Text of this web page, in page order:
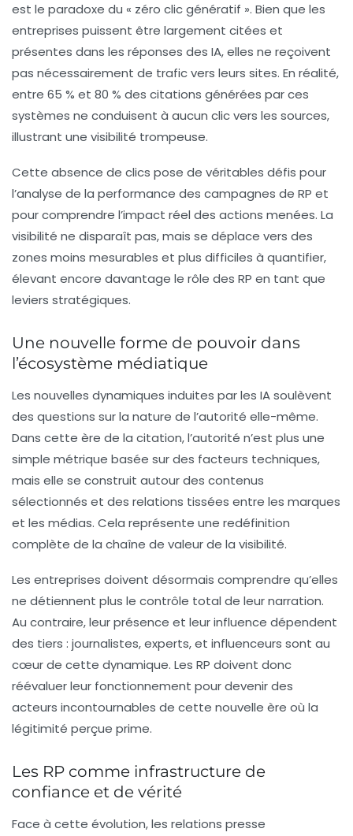
est le paradoxe du « zéro clic génératif ». Bien que les
entreprises puissent être largement citées et
présentes dans les réponses des IA, elles ne reçoivent
pas nécessairement de trafic vers leurs sites. En réalité,
entre 65 % et 80 % des citations générées par ces
systèmes ne conduisent à aucun clic vers les sources,
illustrant une visibilité trompeuse.
Cette absence de clics pose de véritables défis pour
l’analyse de la performance des campagnes de RP et
pour comprendre l’impact réel des actions menées. La
visibilité ne disparaît pas, mais se déplace vers des
zones moins mesurables et plus difficiles à quantifier,
élevant encore davantage le rôle des RP en tant que
leviers stratégiques.
Une nouvelle forme de pouvoir dans
l’écosystème médiatique
Les nouvelles dynamiques induites par les IA soulèvent
des questions sur la nature de l’autorité elle-même.
Dans cette ère de la citation, l’autorité n’est plus une
simple métrique basée sur des facteurs techniques,
mais elle se construit autour des contenus
sélectionnés et des relations tissées entre les marques
et les médias. Cela représente une redéfinition
complète de la chaîne de valeur de la visibilité.
Les entreprises doivent désormais comprendre qu’elles
ne détiennent plus le contrôle total de leur narration.
Au contraire, leur présence et leur influence dépendent
des tiers : journalistes, experts, et influenceurs sont au
cœur de cette dynamique. Les RP doivent donc
réévaluer leur fonctionnement pour devenir des
acteurs incontournables de cette nouvelle ère où la
légitimité perçue prime.
Les RP comme infrastructure de
confiance et de vérité
Face à cette évolution, les relations presse